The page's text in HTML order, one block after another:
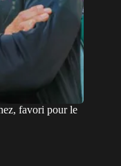
favori pour le